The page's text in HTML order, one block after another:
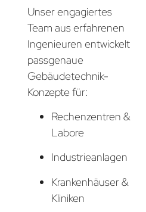
Unser engagiertes
Team aus erfahrenen
Ingenieuren entwickelt
passgenaue
Gebäudetechnik-
Konzepte für:
Rechenzentren &
Labore
Industrieanlagen
Krankenhäuser &
Kliniken